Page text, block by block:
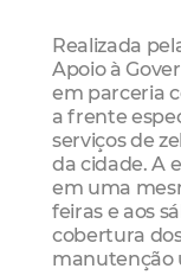
Realizada
Apoio à
em parceria
a frente
serviços de
da cidade. A
em uma
feiras e aos
cobertura
manutenção